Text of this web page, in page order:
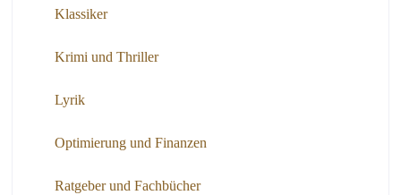
Klassiker
Krimi und Thriller
Lyrik
Optimierung und Finanzen
Ratgeber und Fachbücher